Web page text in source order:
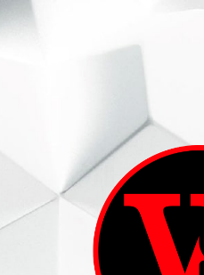
ВИННЫЙ СКЛАД